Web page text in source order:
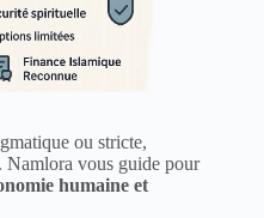
ou stricte,
Namlora vous guide pour
humaine et